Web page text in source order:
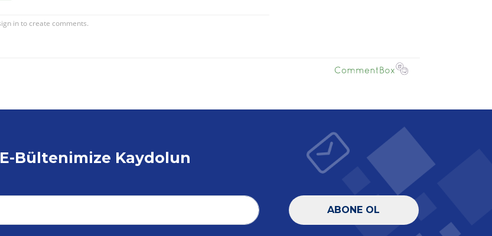
E-Bültenimize Kaydolun
ABONE OL